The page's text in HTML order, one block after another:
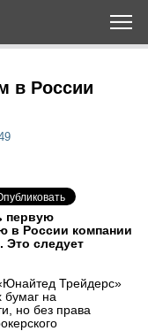
в России
первую
в России компании
Это следует
Трейдерс»
бумаг на
но без права